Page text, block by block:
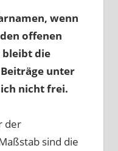
wenn
offenen
bleibt die
unter
nicht frei.
der
sind die